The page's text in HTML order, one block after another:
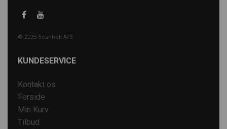
© 2025 Scanbolt A/S
KUNDESERVICE
Kontakt os
Forside
Min Kurv
Tilbud